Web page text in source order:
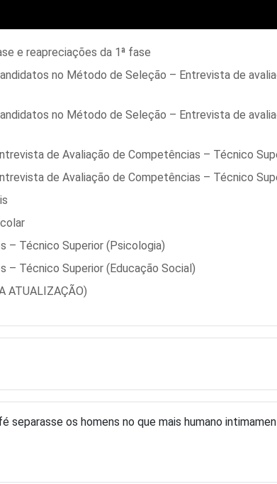
e reapreciações da 1ª fase
no Método de Seleção – Entrevista de
no Método de Seleção – Entrevista de
de Avaliação de Competências – Técnico
de Avaliação de Competências – Técnico
– Técnico Superior (Psicologia)
– Técnico Superior (Educação Social)
ATUALIZAÇÃO)
os homens no que mais humano